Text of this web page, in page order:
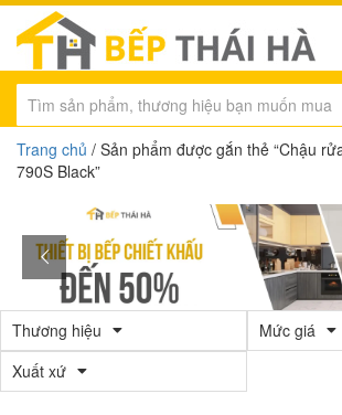
Trang chủ / Sản phẩm được gắn thẻ “Chậu
790S Black”
Thương hiệu
Mức giá
Xuất xứ